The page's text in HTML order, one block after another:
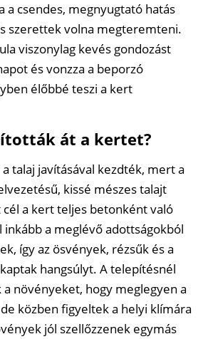
a csendes, megnyugtató hatás
szerettek volna megteremteni.
viszonylag kevés gondozást
és vonzza a beporzó
élőbbé teszi a kert
át a kertet?
talaj javításával kezdték, mert a
kissé mészes talajt
a kert teljes betonként való
inkább a meglévő adottságokból
így az ösvények, rézsűk és a
hangsúlyt. A telepítésnél
növényeket, hogy meglegyen a
közben figyeltek a helyi klímára
jól szellőzzenek egymás